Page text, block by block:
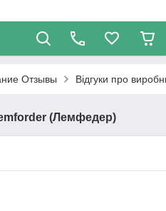
Отзывы Відгуки про
(Лемфедер)